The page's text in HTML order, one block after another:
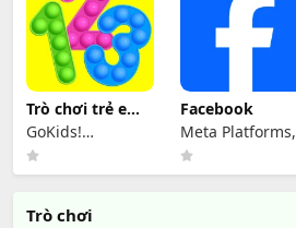
Trò chơi trẻ em:
số, học toán
GoKids!
publishing
Facebook
Meta Platforms,
Inc.
Trò chơi